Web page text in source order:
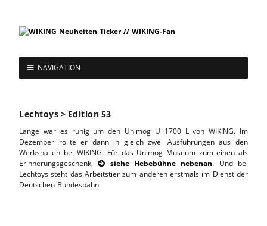
NAVIGATION
Lechtoys > Edition 53
Lange war es ruhig um den Unimog U 1700 L von WIKING. Im
Dezember rollte er dann in gleich zwei Ausführungen aus den
Werkshallen bei WIKING. Für das Unimog Museum zum einen als
Erinnerungsgeschenk, siehe Hebebühne nebenan. Und bei
Lechtoys steht das Arbeitstier zum anderen erstmals im Dienst der
Deutschen Bundesbahn.